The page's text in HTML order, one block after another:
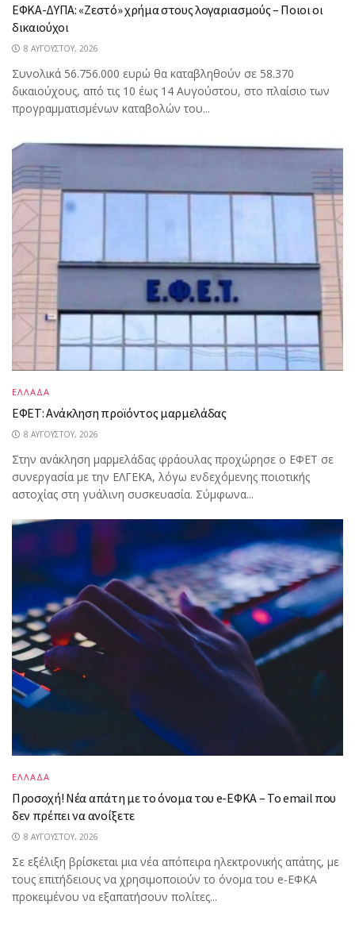
ΕΦΚΑ-ΔΥΠΑ: «Ζεστό» χρήμα στους λογαριασμούς – Ποιοι οι
δικαιούχοι
8 ΑΥΓΟΎΣΤΟΥ, 2026
Συνολικά 56.756.000 ευρώ θα καταβληθούν σε 58.370
δικαιούχους, από τις 10 έως 14 Αυγούστου, στο πλαίσιο των
προγραμματισμένων καταβολών του...
ΕΛΛΑΔΑ
ΕΦΕΤ: Ανάκληση προϊόντος μαρμελάδας
8 ΑΥΓΟΎΣΤΟΥ, 2026
Στην ανάκληση μαρμελάδας φράουλας προχώρησε ο ΕΦΕΤ σε
συνεργασία με την ΕΛΓΕΚΑ, λόγω ενδεχόμενης ποιοτικής
αστοχίας στη γυάλινη συσκευασία. Σύμφωνα...
ΕΛΛΑΔΑ
Προσοχή! Νέα απάτη με το όνομα του e-ΕΦΚΑ – Το email που
δεν πρέπει να ανοίξετε
8 ΑΥΓΟΎΣΤΟΥ, 2026
Σε εξέλιξη βρίσκεται μια νέα απόπειρα ηλεκτρονικής απάτης, με
τους επιτήδειους να χρησιμοποιούν το όνομα του e-ΕΦΚΑ
προκειμένου να εξαπατήσουν πολίτες...